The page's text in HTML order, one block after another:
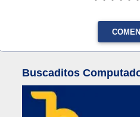
Buscaditos